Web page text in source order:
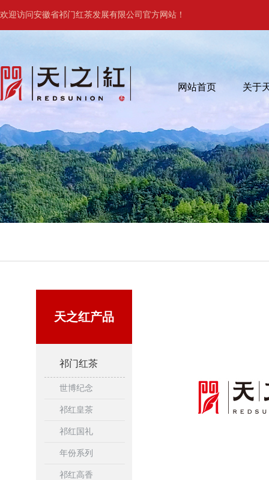
欢迎访问安徽省祁门红茶发展有限公司官方网站！
网站首页 关于
天之红产品
祁门红茶
世博纪念
祁红皇茶
祁红国礼
年份系列
祁红高香